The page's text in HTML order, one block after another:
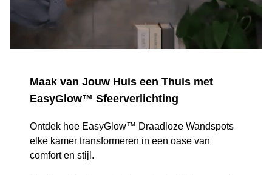
Maak van Jouw Huis een Thuis met
EasyGlow™ Sfeerverlichting
Ontdek hoe EasyGlow™ Draadloze Wandspots
elke kamer transformeren in een oase van
comfort en stijl.